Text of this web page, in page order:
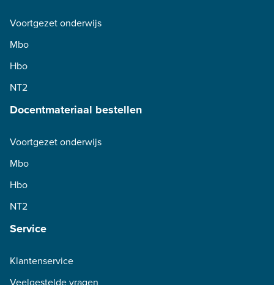
Voortgezet onderwijs
Mbo
Hbo
NT2
Docentmateriaal bestellen
Voortgezet onderwijs
Mbo
Hbo
NT2
Service
Klantenservice